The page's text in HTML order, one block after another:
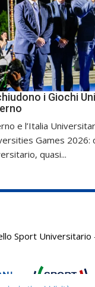
i Giochi
e l’Italia
Games 2026:
quasi...
Sport